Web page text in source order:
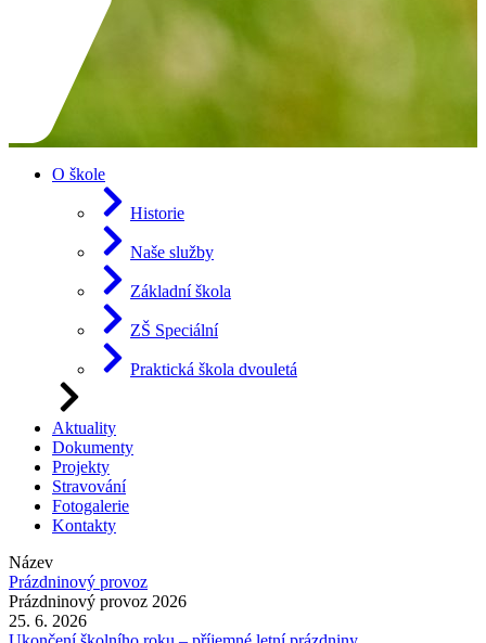
O škole
Historie
Naše služby
Základní škola
ZŠ Speciální
Praktická škola dvouletá
Aktuality
Dokumenty
Projekty
Stravování
Fotogalerie
Kontakty
Název
Prázdninový provoz
Prázdninový provoz 2026
25. 6. 2026